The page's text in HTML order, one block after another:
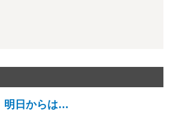
明日からは…